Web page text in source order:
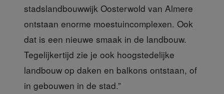
stadslandbouwwijk Oosterwold van Almere
ontstaan enorme moestuincomplexen. Ook
dat is een nieuwe smaak in de landbouw.
Tegelijkertijd zie je ook hoogstedelijke
landbouw op daken en balkons ontstaan, of
in gebouwen in de stad.”